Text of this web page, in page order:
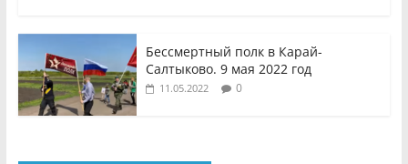
Бессмертный полк в Карай-
Салтыково. 9 мая 2022 год
11.05.2022 0